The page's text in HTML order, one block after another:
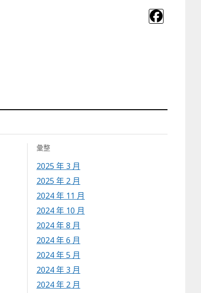
彙整
2025 年 3 月
2025 年 2 月
2024 年 11 月
2024 年 10 月
2024 年 8 月
2024 年 6 月
2024 年 5 月
2024 年 3 月
2024 年 2 月